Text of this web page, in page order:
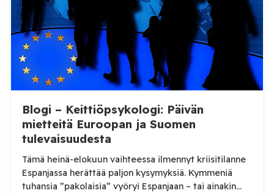
Blogi – Keittiöpsykologi: Päivän
mietteitä Euroopan ja Suomen
tulevaisuudesta
Tämä heinä-elokuun vaihteessa ilmennyt kriisitilanne
Espanjassa herättää paljon kysymyksiä. Kymmeniä
tuhansia ”pakolaisia” vyöryi Espanjaan – tai ainakin